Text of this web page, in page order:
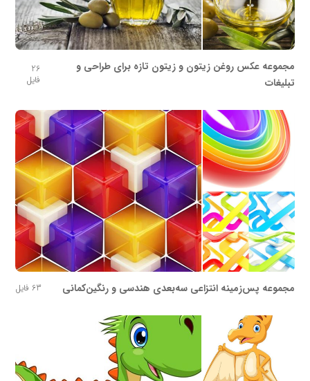
مجموعه عکس روغن زیتون و زیتون تازه برای طراحی و
تبلیغات
26
فایل
مجموعه پس‌زمینه انتزاعی سه‌بعدی هندسی و رنگین‌کمانی 63 فایل